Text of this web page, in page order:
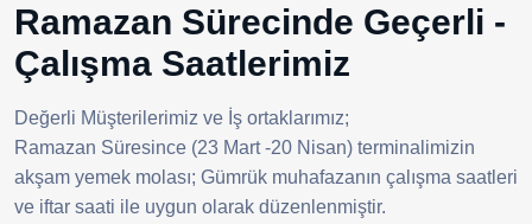
Ramazan Sürecinde Geçerli -
Çalışma Saatlerimiz
Değerli Müşterilerimiz ve İş ortaklarımız;
Ramazan Süresince (23 Mart -20 Nisan) terminalimizin
akşam yemek molası; Gümrük muhafazanın çalışma saatleri
ve iftar saati ile uygun olarak düzenlenmiştir.